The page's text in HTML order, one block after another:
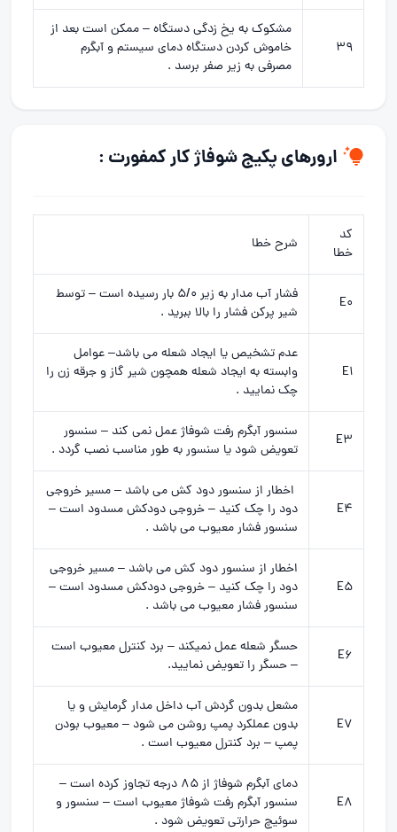
39
مشکوک به یخ زدگی دستگاه – ممکن است بعد از
خاموش کردن دستگاه دمای سیستم و آبگرم
مصرفی به زیر صفر برسد .
ارورهای پکیج شوفاژ کار کمفورت :
کد
خطا
شرح خطا
E0
فشار آب مدار به زیر 5/0 بار رسیده است – توسط
شیر پرکن فشار را بالا ببرید .
E1
عدم تشخیص یا ایجاد شعله می باشد– عوامل
وابسته به ایجاد شعله همچون شیر گاز و جرقه زن را
چک نمایید .
E3
سنسور آبگرم رفت شوفاژ عمل نمی کند – سنسور
تعویض شود یا سنسور به طور مناسب نصب گردد .
E4
اخطار از سنسور دود کش می باشد – مسیر خروجی
دود را چک کنید – خروجی دودکش مسدود است –
سنسور فشار معیوب می باشد .
E5
اخطار از سنسور دود کش می باشد – مسیر خروجی
دود را چک کنید – خروجی دودکش مسدود است –
سنسور فشار معیوب می باشد .
E6
حسگر شعله عمل نمیکند – برد کنترل معیوب است
– حسگر را تعویض نمایید.
E7
مشعل بدون گردش آب داخل مدار گرمایش و یا
بدون عملکرد پمپ روشن می شود – معیوب بودن
پمپ – برد کنترل معیوب است .
E8
دمای آبگرم شوفاژ از 85 درجه تجاوز کرده است –
سنسور آبگرم رفت شوفاژ معیوب است – سنسور و
سوئیچ حرارتی تعویض شود .